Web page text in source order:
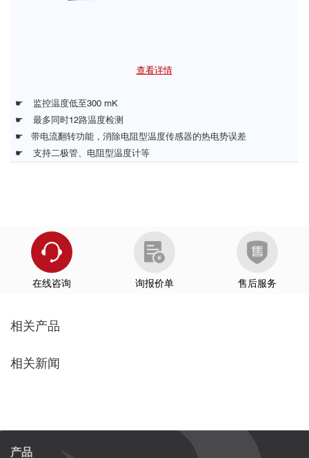
查看详情
☛ 监控温度低至300 mK
☛ 最多同时12路温度检测
☛ 带电流翻转功能，消除电阻型温度传感器的热电势误差
☛ 支持二极管、电阻型温度计等
在线咨询 询报价单 售后服务
相关产品
相关新闻
产品